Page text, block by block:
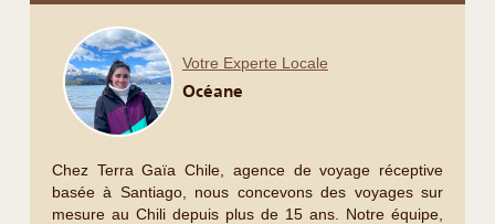
Votre Experte Locale
Océane
Chez Terra Gaïa Chile, agence de voyage réceptive
basée à Santiago, nous concevons des voyages sur
mesure au Chili depuis plus de 15 ans. Notre équipe,